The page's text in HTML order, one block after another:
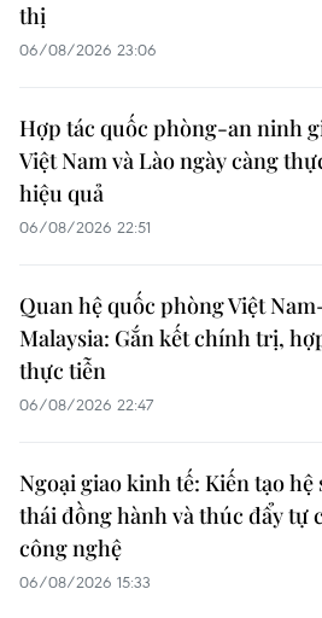
thị
06/08/2026 23:06
Hợp tác quốc phòng-an ninh
Việt Nam và Lào ngày càng
hiệu quả
06/08/2026 22:51
Quan hệ quốc phòng Việt
Malaysia: Gắn kết chính trị,
thực tiễn
06/08/2026 22:47
Ngoại giao kinh tế: Kiến tạo hệ
thái đồng hành và thúc đẩy tự
công nghệ
06/08/2026 15:33